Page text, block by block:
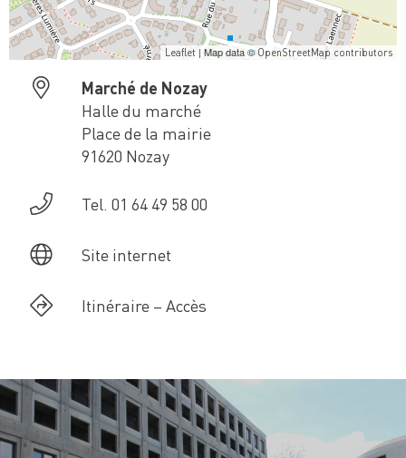
Leaflet | Map data ©OpenStreetMap contributors
Marché de Nozay
Halle du marché
Place de la mairie
91620 Nozay
Tel. 01 64 49 58 00
Site internet
Itinéraire – Accès